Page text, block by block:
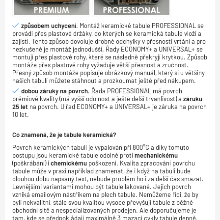
způsobem uchycení. Montáž keramické tabule PROFESSIONAL se
provádí přes plastové držáky, do kterých se keramická tabule vloží a
zajistí. Tento způsob dovoluje drobné odchylky v přesnosti vrtání a pro
nezkušené je montáž jednodušší. Řady ECONOMY+ a UNIVERSAL+ se
montují přes plastové rohy, které se následně překryjí krytkou. Způsob
montáže přes plastové rohy vyžaduje větší přesnost a zručnost.
Přesný způsob montáže popisuje obrázkový manuál, který si u většiny
našich tabulí můžete stáhnout a prozkoumat ještě před nákupem.
dobou záruky na povrch. Řada PROFESSIONAL má povrch
prémiové kvality (má vyšší odolnost a ještě delší trvanlivost) a záruku
25 let na povrch. U řad ECONOMY+ a UNIVERSAL+ je záruka na povrch
10 let.
Co znamená, že je tabule keramická?
Povrch keramických tabulí je vypalován při 800°C a díky tomuto
postupu jsou keramické tabule odolné protimechanickému
(poškrábání) ichemickému poškození. Kvalita zpracování povrchu
tabule může v praxi například znamenat, že i když na tabuli bude
dlouhou dobu napsaný text, nebude problém ho i za delší čas smazat.
Levnějšími variantami mohou být tabule lakované. Jejich povrch
vzniká emailovým nástřikem na plech tabule. Nemůžeme říci, že by
byli nekvalitní, stále svou kvalitou vysoce převyšují tabule z běžné
obchodní sítě a nespecializovaných prodejen. Ale doporučujeme je
tam, kde se předpokládají maximálně 3 mazací cykly tabule denně.